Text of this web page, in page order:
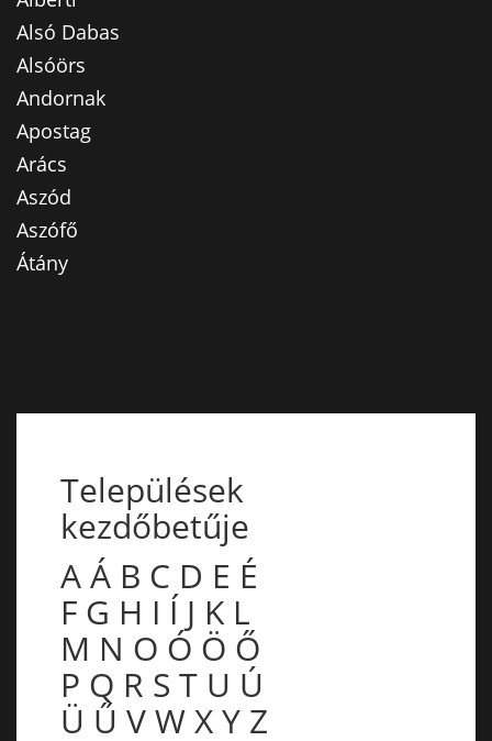
Alsó Dabas
Alsóörs
Andornak
Apostag
Arács
Aszód
Aszófő
Átány
Települések
kezdőbetűje
AÁ B C D E É
F G H I Í J K L
M N O Ó Ö Ő
P Q R S T U Ú
Ü Ű VWXY Z